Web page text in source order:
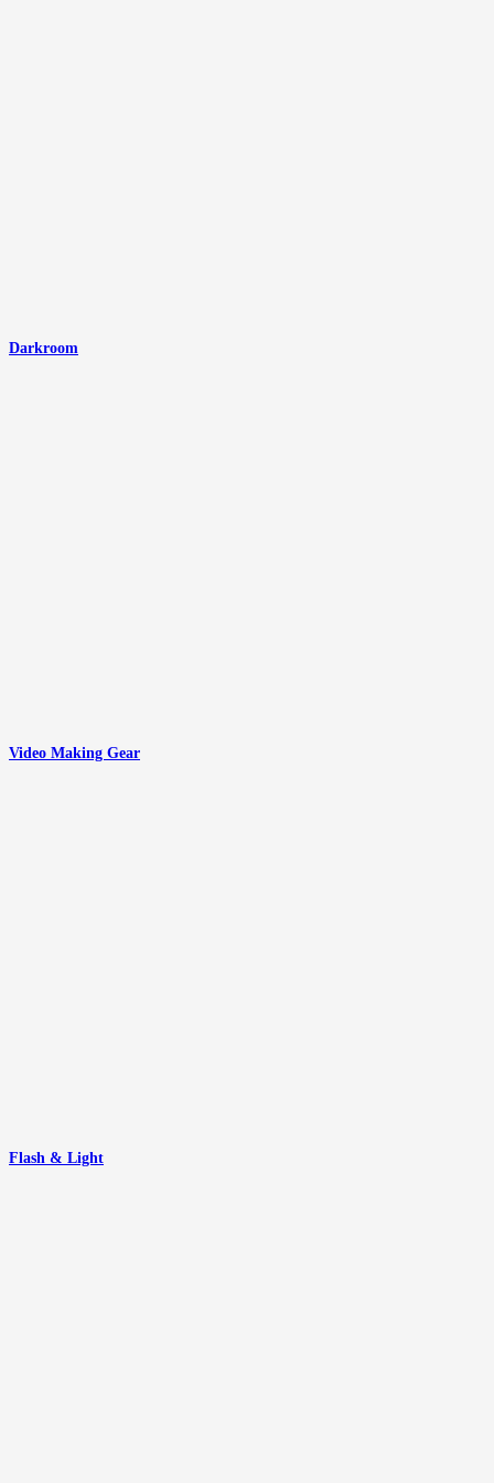
Darkroom
Video Making Gear
Flash & Light